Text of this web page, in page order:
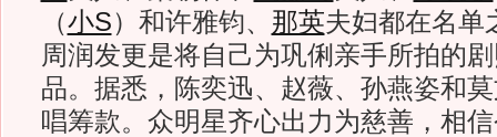
（小S）和许雅钧、 那英夫妇都在名单
周润发更是将自己为巩俐亲手所拍的
品。据悉，陈奕迅、赵薇、孙燕姿和
唱筹款。众明星齐心出力为慈善，相